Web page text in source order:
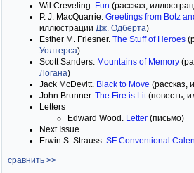
Wil Creveling. Fun (рассказ,
P. J. MacQuarrie. Greetings from Botz
иллюстрации Дж. Одберта)
Esther M. Friesner. The Stuff of Heroes
Уолтерса)
Scott Sanders. Mountains of Memory
Логана)
Jack McDevitt. Black to Move (рассказ,
John Brunner. The Fire is Lit(повесть,
Letters
Edward Wood. Letter (письмо)
Next Issue
Erwin S. Strauss. SF Conventional
сравнить >>